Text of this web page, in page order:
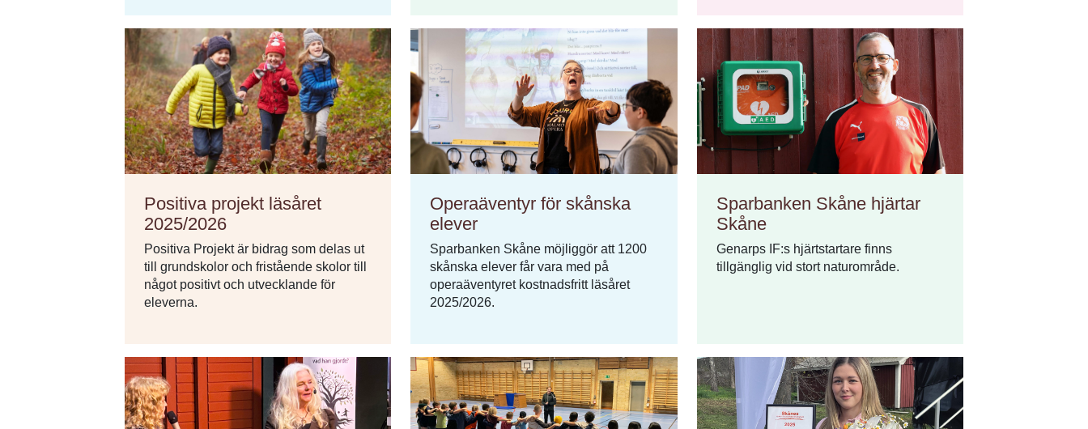
Positiva projekt läsåret
2025/2026
Positiva Projekt är bidrag som delas ut
till grundskolor och fristående skolor till
något positivt och utvecklande för
eleverna.
Operaäventyr för skånska
elever
Sparbanken Skåne möjliggör att 1200
skånska elever får vara med på
operaäventyret kostnadsfritt läsåret
2025/2026.
Sparbanken Skåne hjärtar
Skåne
Genarps IF:s hjärtstartare finns
tillgänglig vid stort naturområde.